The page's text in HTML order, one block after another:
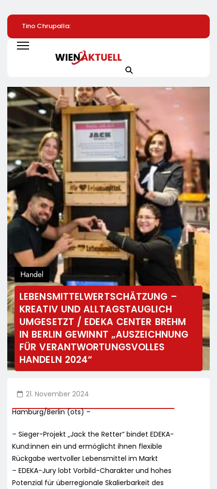
Tino Chrupalla:
Steuern Auf Strom
Und Energie Senken
Innovationsrats Für
Tineco FLOOR
Handel
LEBENSMITTELWERTSCHÄTZUNG –
KREATIV UND ALLTAGSTAUGLICH
UMGESETZT / EDEKA CENTER BREHM
IN BERLIN GEWINNT „AUSZEICHNUNG
FÜR VERANTWORTUNGSVOLLES
HANDELN 2024“
21. November 2024
Hamburg/Berlin (ots) –
– Sieger-Projekt „Jack the Retter“ bindet EDEKA-
Kund:innen ein und ermöglicht ihnen flexible
Rückgabe wertvoller Lebensmittel im Markt
– EDEKA-Jury lobt Vorbild-Charakter und hohes
Potenzial für überregionale Skalierbarkeit des